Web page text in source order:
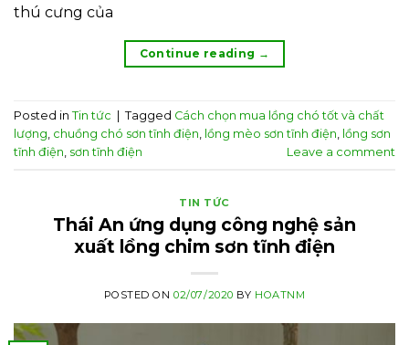
thú cưng của
Continue reading →
Posted in Tin tức Tagged Cách chọn mua lồng chó tốt và chất
lượng, chuồng chó sơn tĩnh điện, lồng mèo sơn tĩnh điện, lồng sơn
tĩnh điện, sơn tĩnh điện Leave a comment
TIN TỨC
Thái An ứng dụng công nghệ sản
xuất lồng chim sơn tĩnh điện
POSTED ON02/07/2020 BY HOATNM